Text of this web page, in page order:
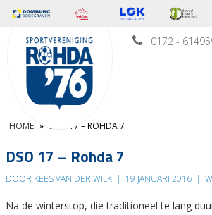
0172 -
HOME » DSO 17 – ROHDA 7
DSO 17 – Rohda 7
DOOR KEES VAN DER WILK | 19 JANUARI 2016 |
Na de winterstop, die traditioneel te lang